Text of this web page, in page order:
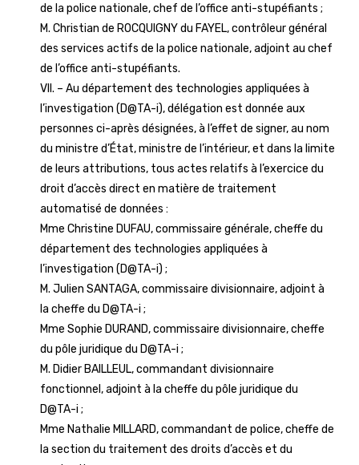
de la police nationale, chef de l’office anti-stupéfiants ;
M. Christian de ROCQUIGNY du FAYEL, contrôleur général
des services actifs de la police nationale, adjoint au chef
de l’office anti-stupéfiants.
VII. – Au département des technologies appliquées à
l’investigation (D@TA-i), délégation est donnée aux
personnes ci-après désignées, à l’effet de signer, au nom
du ministre d’État, ministre de l’intérieur, et dans la limite
de leurs attributions, tous actes relatifs à l’exercice du
droit d’accès direct en matière de traitement
automatisé de données :
Mme Christine DUFAU, commissaire générale, cheffe du
département des technologies appliquées à
l’investigation (D@TA-i) ;
M. Julien SANTAGA, commissaire divisionnaire, adjoint à
la cheffe du D@TA-i ;
Mme Sophie DURAND, commissaire divisionnaire, cheffe
du pôle juridique du D@TA-i ;
M. Didier BAILLEUL, commandant divisionnaire
fonctionnel, adjoint à la cheffe du pôle juridique du
D@TA-i ;
Mme Nathalie MILLARD, commandant de police, cheffe de
la section du traitement des droits d’accès et du